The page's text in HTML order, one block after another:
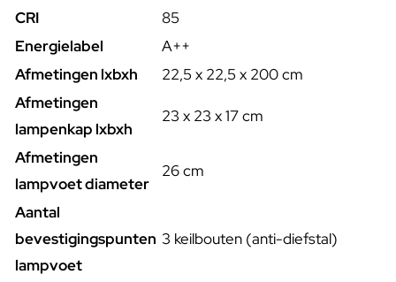
CRI
85
Energielabel
A++
Afmetingen lxbxh
22,5 x 22,5 x 200 cm
Afmetingen
lampenkap lxbxh
23 x 23 x 17 cm
Afmetingen
lampvoet diameter
26 cm
Aantal
bevestigingspunten
lampvoet
3 keilbouten (anti-diefstal)